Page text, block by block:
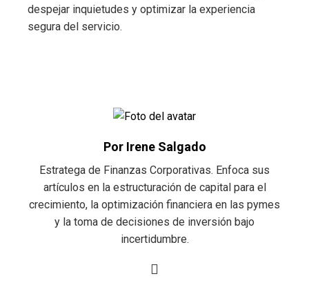
despejar inquietudes y optimizar la experiencia
segura del servicio.
Por Irene Salgado
Estratega de Finanzas Corporativas. Enfoca sus
artículos en la estructuración de capital para el
crecimiento, la optimización financiera en las pymes
y la toma de decisiones de inversión bajo
incertidumbre.